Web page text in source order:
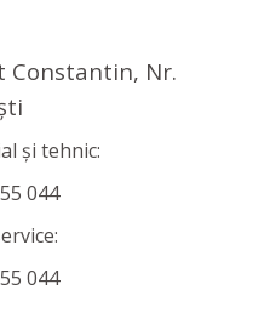
Constantin, Nr.
și tehnic:
044
044